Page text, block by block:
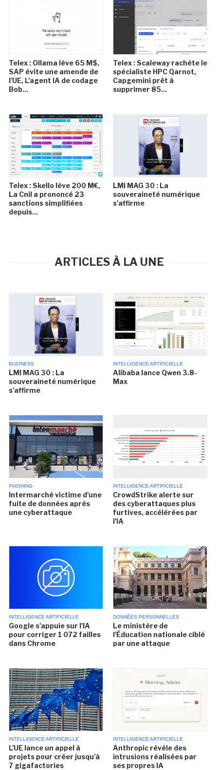
Telex : Ollama lève 65 M$,
SAP évite une amende de
l'UE, L'agent IA de codage
Bob...
Telex : Scaleway rachète le
spécialiste HPC Qarnot,
Capgemini prêt à
supprimer 85...
Telex : Skello lève 200 M€,
La Cnil a prononcé 23
sanctions simplifiées
depuis...
LMI MAG 30 : La
souveraineté numérique
s'affirme
ARTICLES À LA UNE
BUSINESS
LMI MAG 30 : La
souveraineté numérique
s'affirme
INTELLIGENCE ARTIFICIELLE
Alibaba lance Qwen 3.8-
Max
PHISHING
Intermarché victime d'une
fuite de données après
une cyberattaque
INTELLIGENCE ARTIFICIELLE
CrowdStrike alerte sur
des cyberattaques plus
furtives, accélérées par
l'IA
INTELLIGENCE ARTIFICIELLE
Google s'appuie sur l'IA
pour corriger 1 072 failles
dans Chrome
DONNÉES PERSONNELLES
Le ministère de
l'Éducation nationale ciblé
par une attaque
INTELLIGENCE ARTIFICIELLE
L'UE lance un appel à
projets pour créer jusqu'à
7 gigafactories
INTELLIGENCE ARTIFICIELLE
Anthropic révèle des
intrusions réalisées par
ses propres IA